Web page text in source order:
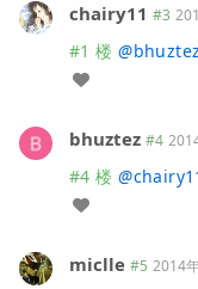
chairy11 #3
#1 楼 @bhuztez
bhuztez #4
#4 楼 @
miclle #5 2014